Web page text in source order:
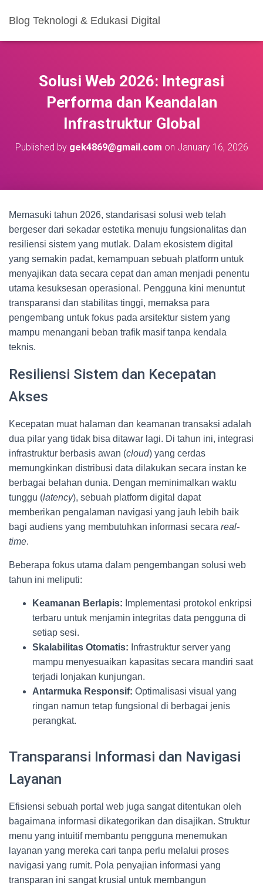
Blog Teknologi & Edukasi Digital
Solusi Web 2026: Integrasi
Performa dan Keandalan
Infrastruktur Global
Published by gek4869@gmail.com on January 16, 2026
Memasuki tahun 2026, standarisasi solusi web telah
bergeser dari sekadar estetika menuju fungsionalitas dan
resiliensi sistem yang mutlak. Dalam ekosistem digital
yang semakin padat, kemampuan sebuah platform untuk
menyajikan data secara cepat dan aman menjadi penentu
utama kesuksesan operasional. Pengguna kini menuntut
transparansi dan stabilitas tinggi, memaksa para
pengembang untuk fokus pada arsitektur sistem yang
mampu menangani beban trafik masif tanpa kendala
teknis.
Resiliensi Sistem dan Kecepatan
Akses
Kecepatan muat halaman dan keamanan transaksi adalah
dua pilar yang tidak bisa ditawar lagi. Di tahun ini, integrasi
infrastruktur berbasis awan (cloud) yang cerdas
memungkinkan distribusi data dilakukan secara instan ke
berbagai belahan dunia. Dengan meminimalkan waktu
tunggu (latency), sebuah platform digital dapat
memberikan pengalaman navigasi yang jauh lebih baik
bagi audiens yang membutuhkan informasi secara real-
time.
Beberapa fokus utama dalam pengembangan solusi web
tahun ini meliputi:
Keamanan Berlapis: Implementasi protokol enkripsi
terbaru untuk menjamin integritas data pengguna di
setiap sesi.
Skalabilitas Otomatis: Infrastruktur server yang
mampu menyesuaikan kapasitas secara mandiri saat
terjadi lonjakan kunjungan.
Antarmuka Responsif: Optimalisasi visual yang
ringan namun tetap fungsional di berbagai jenis
perangkat.
Transparansi Informasi dan Navigasi
Layanan
Efisiensi sebuah portal web juga sangat ditentukan oleh
bagaimana informasi dikategorikan dan disajikan. Struktur
menu yang intuitif membantu pengguna menemukan
layanan yang mereka cari tanpa perlu melalui proses
navigasi yang rumit. Pola penyajian informasi yang
transparan ini sangat krusial untuk membangun